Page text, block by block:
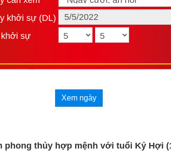
khởi sự (DL)
sự
Xem ngày
phong thủy hợp mệnh với tuổi Kỷ Hợi